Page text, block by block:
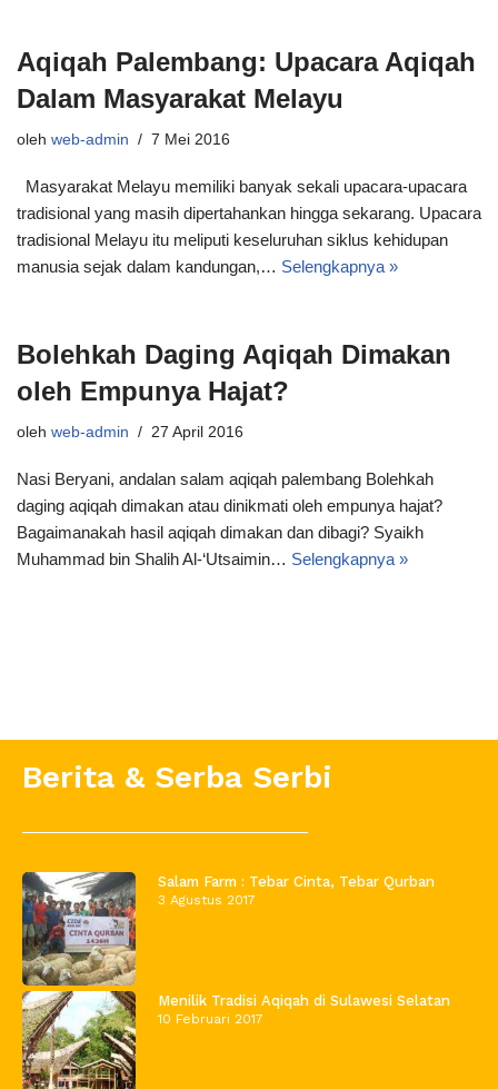
Aqiqah Palembang: Upacara Aqiqah
Dalam Masyarakat Melayu
oleh web-admin 7 Mei 2016
Masyarakat Melayu memiliki banyak sekali upacara-upacara
tradisional yang masih dipertahankan hingga sekarang. Upacara
tradisional Melayu itu meliputi keseluruhan siklus kehidupan
manusia sejak dalam kandungan,… Selengkapnya »
Bolehkah Daging Aqiqah Dimakan
oleh Empunya Hajat?
oleh web-admin 27 April 2016
Nasi Beryani, andalan salam aqiqah palembang Bolehkah
daging aqiqah dimakan atau dinikmati oleh empunya hajat?
Bagaimanakah hasil aqiqah dimakan dan dibagi? Syaikh
Muhammad bin Shalih Al-‘Utsaimin… Selengkapnya »
Berita & Serba Serbi
Salam Farm : Tebar Cinta, Tebar Qurban
3 Agustus 2017
Menilik Tradisi Aqiqah di Sulawesi Selatan
10 Februari 2017